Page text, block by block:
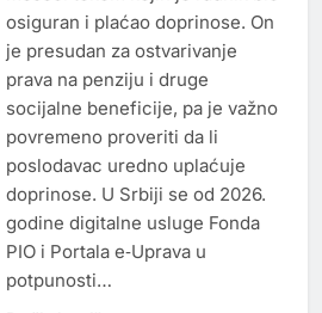
osiguran i plaćao doprinose. On
je presudan za ostvarivanje
prava na penziju i druge
socijalne beneficije, pa je važno
povremeno proveriti da li
poslodavac uredno uplaćuje
doprinose. U Srbiji se od 2026.
godine digitalne usluge Fondа
PIO i Portala e‑Uprava u
potpunosti…